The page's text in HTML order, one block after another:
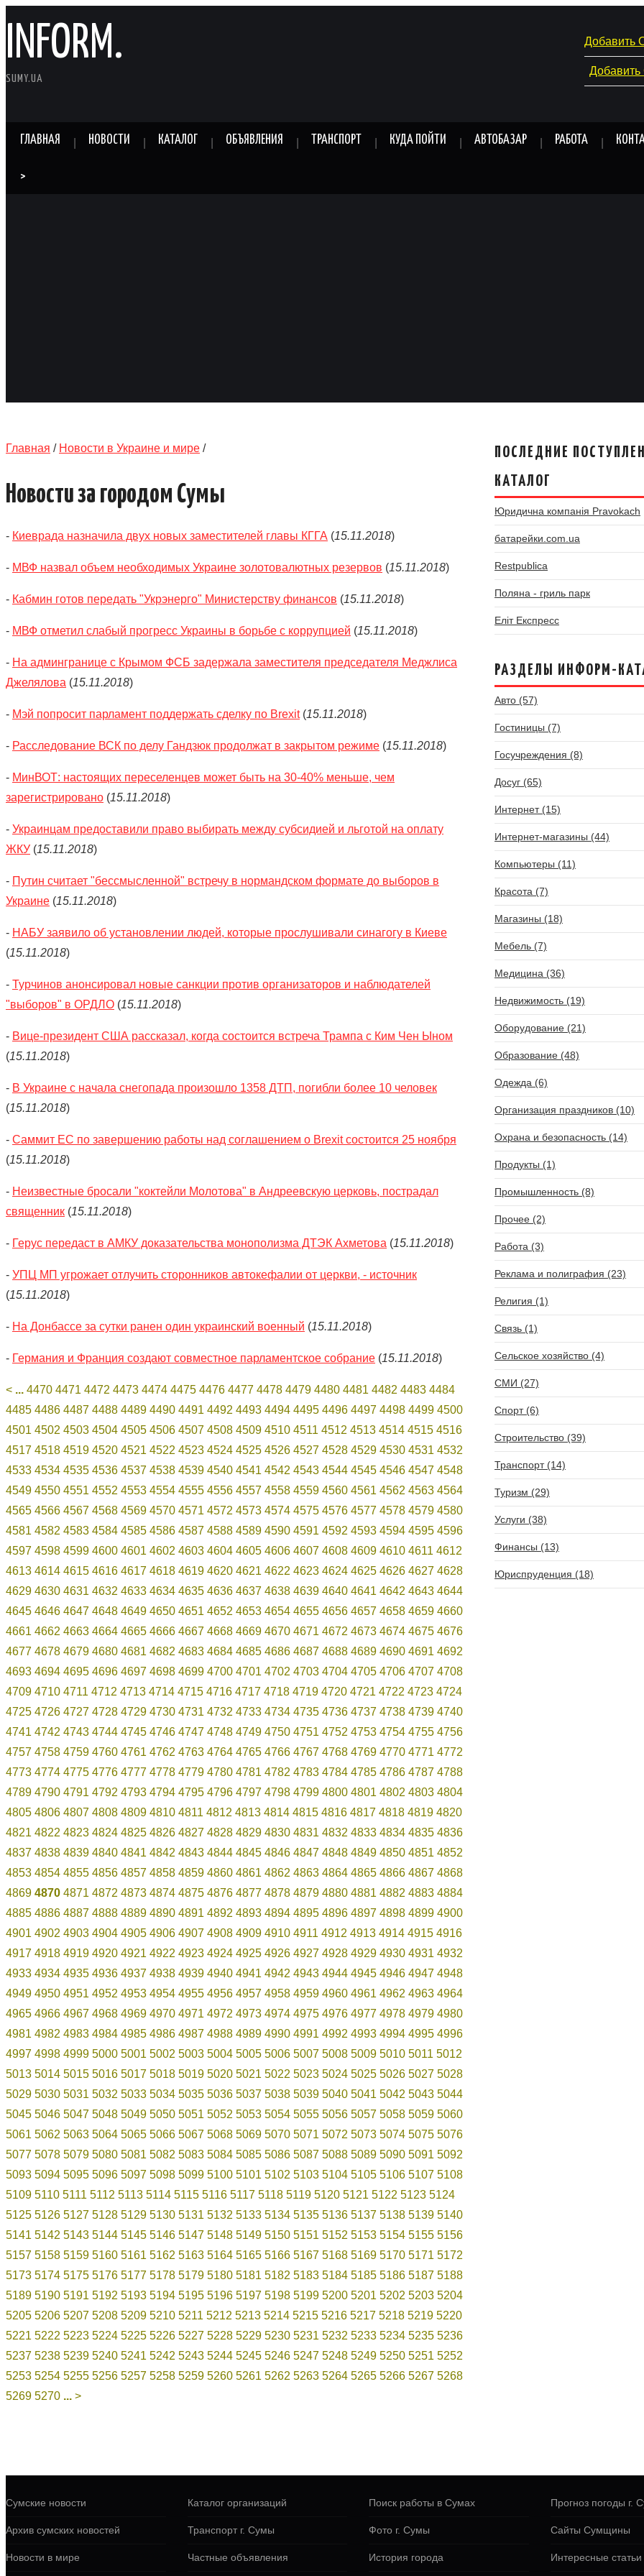
INFORM.
SUMY.UA
Добавить
ГЛАВНАЯ НОВОСТИ КАТАЛОГ ОБЪЯВЛЕНИЯ ТРАНСПОРТ КУДА ПОЙТИ АВТОБАЗАР РАБОТА
>
Главная / Новости в Украине и мире /
Новости за городом Сумы
- Киеврада назначила двух новых заместителей главы КГГА (15.11.2018)
- МВФ назвал объем необходимых Украине золотовалютных резервов (15.11.2018)
- Кабмин готов передать "Укрэнерго" Министерству финансов (15.11.2018)
- МВФ отметил слабый прогресс Украины в борьбе с коррупцией (15.11.2018)
- На админгранице с Крымом ФСБ задержала заместителя председателя Меджлиса
Джелялова (15.11.2018)
- Мэй попросит парламент поддержать сделку по Brexit(15.11.2018)
- Расследование ВСК по делу Гандзюк продолжат в закрытом режиме (15.11.2018)
- МинВОТ: настоящих переселенцев может быть на 30-40% меньше, чем
зарегистрировано (15.11.2018)
- Украинцам предоставили право выбирать между субсидией и льготой на оплату
ЖКУ (15.11.2018)
- Путин считает "бессмысленной" встречу в нормандском формате до выборов в
Украине (15.11.2018)
- НАБУ заявило об установлении людей, которые прослушивали синагогу в Киеве
(15.11.2018)
- Турчинов анонсировал новые санкции против организаторов и наблюдателей
"выборов" в ОРДЛО (15.11.2018)
- Вице-президент США рассказал, когда состоится встреча Трампа с Ким Чен Ыном
(15.11.2018)
- В Украине с начала снегопада произошло 1358 ДТП, погибли более 10 человек
(15.11.2018)
- Саммит ЕС по завершению работы над соглашением о Brexit состоится 25 ноября
(15.11.2018)
- Неизвестные бросали "коктейли Молотова" в Андреевскую церковь, пострадал
священник (15.11.2018)
- Герус передаст в АМКУ доказательства монополизма ДТЭК Ахметова (15.11.2018)
- УПЦ МП угрожает отлучить сторонников автокефалии от церкви, - источник
(15.11.2018)
- На Донбассе за сутки ранен один украинский военный (15.11.2018)
- Германия и Франция создают совместное парламентское собрание (15.11.2018)
< ... 4470 4471 4472 4473 4474 4475 4476 4477 4478 4479 4480 4481 4482 4483 4484
4485 4486 4487 4488 4489 4490 4491 4492 4493 4494 4495 4496 4497 4498 4499 4500
4501 4502 4503 4504 4505 4506 4507 4508 4509 4510 4511 4512 4513 4514 4515 4516
4517 4518 4519 4520 4521 4522 4523 4524 4525 4526 4527 4528 4529 4530 4531 4532
4533 4534 4535 4536 4537 4538 4539 4540 4541 4542 4543 4544 4545 4546 4547 4548
4549 4550 4551 4552 4553 4554 4555 4556 4557 4558 4559 4560 4561 4562 4563 4564
4565 4566 4567 4568 4569 4570 4571 4572 4573 4574 4575 4576 4577 4578 4579 4580
4581 4582 4583 4584 4585 4586 4587 4588 4589 4590 4591 4592 4593 4594 4595 4596
4597 4598 4599 4600 4601 4602 4603 4604 4605 4606 4607 4608 4609 4610 4611 4612
4613 4614 4615 4616 4617 4618 4619 4620 4621 4622 4623 4624 4625 4626 4627 4628
4629 4630 4631 4632 4633 4634 4635 4636 4637 4638 4639 4640 4641 4642 4643 4644
4645 4646 4647 4648 4649 4650 4651 4652 4653 4654 4655 4656 4657 4658 4659 4660
4661 4662 4663 4664 4665 4666 4667 4668 4669 4670 4671 4672 4673 4674 4675 4676
4677 4678 4679 4680 4681 4682 4683 4684 4685 4686 4687 4688 4689 4690 4691 4692
4693 4694 4695 4696 4697 4698 4699 4700 4701 4702 4703 4704 4705 4706 4707 4708
4709 4710 4711 4712 4713 4714 4715 4716 4717 4718 4719 4720 4721 4722 4723 4724
4725 4726 4727 4728 4729 4730 4731 4732 4733 4734 4735 4736 4737 4738 4739 4740
4741 4742 4743 4744 4745 4746 4747 4748 4749 4750 4751 4752 4753 4754 4755 4756
4757 4758 4759 4760 4761 4762 4763 4764 4765 4766 4767 4768 4769 4770 4771 4772
4773 4774 4775 4776 4777 4778 4779 4780 4781 4782 4783 4784 4785 4786 4787 4788
4789 4790 4791 4792 4793 4794 4795 4796 4797 4798 4799 4800 4801 4802 4803 4804
4805 4806 4807 4808 4809 4810 4811 4812 4813 4814 4815 4816 4817 4818 4819 4820
4821 4822 4823 4824 4825 4826 4827 4828 4829 4830 4831 4832 4833 4834 4835 4836
4837 4838 4839 4840 4841 4842 4843 4844 4845 4846 4847 4848 4849 4850 4851 4852
4853 4854 4855 4856 4857 4858 4859 4860 4861 4862 4863 4864 4865 4866 4867 4868
4869 4870 4871 4872 4873 4874 4875 4876 4877 4878 4879 4880 4881 4882 4883 4884
4885 4886 4887 4888 4889 4890 4891 4892 4893 4894 4895 4896 4897 4898 4899 4900
4901 4902 4903 4904 4905 4906 4907 4908 4909 4910 4911 4912 4913 4914 4915 4916
4917 4918 4919 4920 4921 4922 4923 4924 4925 4926 4927 4928 4929 4930 4931 4932
4933 4934 4935 4936 4937 4938 4939 4940 4941 4942 4943 4944 4945 4946 4947 4948
4949 4950 4951 4952 4953 4954 4955 4956 4957 4958 4959 4960 4961 4962 4963 4964
4965 4966 4967 4968 4969 4970 4971 4972 4973 4974 4975 4976 4977 4978 4979 4980
4981 4982 4983 4984 4985 4986 4987 4988 4989 4990 4991 4992 4993 4994 4995 4996
4997 4998 4999 5000 5001 5002 5003 5004 5005 5006 5007 5008 5009 5010 5011 5012
5013 5014 5015 5016 5017 5018 5019 5020 5021 5022 5023 5024 5025 5026 5027 5028
5029 5030 5031 5032 5033 5034 5035 5036 5037 5038 5039 5040 5041 5042 5043 5044
5045 5046 5047 5048 5049 5050 5051 5052 5053 5054 5055 5056 5057 5058 5059 5060
5061 5062 5063 5064 5065 5066 5067 5068 5069 5070 5071 5072 5073 5074 5075 5076
5077 5078 5079 5080 5081 5082 5083 5084 5085 5086 5087 5088 5089 5090 5091 5092
5093 5094 5095 5096 5097 5098 5099 5100 5101 5102 5103 5104 5105 5106 5107 5108
5109 5110 5111 5112 5113 5114 5115 5116 5117 5118 5119 5120 5121 5122 5123 5124
5125 5126 5127 5128 5129 5130 5131 5132 5133 5134 5135 5136 5137 5138 5139 5140
5141 5142 5143 5144 5145 5146 5147 5148 5149 5150 5151 5152 5153 5154 5155 5156
5157 5158 5159 5160 5161 5162 5163 5164 5165 5166 5167 5168 5169 5170 5171 5172
5173 5174 5175 5176 5177 5178 5179 5180 5181 5182 5183 5184 5185 5186 5187 5188
5189 5190 5191 5192 5193 5194 5195 5196 5197 5198 5199 5200 5201 5202 5203 5204
5205 5206 5207 5208 5209 5210 5211 5212 5213 5214 5215 5216 5217 5218 5219 5220
5221 5222 5223 5224 5225 5226 5227 5228 5229 5230 5231 5232 5233 5234 5235 5236
5237 5238 5239 5240 5241 5242 5243 5244 5245 5246 5247 5248 5249 5250 5251 5252
5253 5254 5255 5256 5257 5258 5259 5260 5261 5262 5263 5264 5265 5266 5267 5268
5269 5270 ... >
ПОСЛЕДНИЕ
КАТАЛОГ
Юридична компанія Pravokach
батарейки.com.ua
Restpublica
Поляна - гриль парк
Еліт Експресс
РАЗДЕЛЫ ИНФОРМ-
Авто (57)
Гостиницы (7)
Госучреждения (8)
Досуг (65)
Интернет (15)
Интернет-магазины (44)
Компьютеры (11)
Красота (7)
Магазины (18)
Мебель (7)
Медицина (36)
Недвижимость (19)
Оборудование (21)
Образование (48)
Одежда (6)
Организация праздников (10)
Охрана и безопасность (14)
Продукты (1)
Промышленность (8)
Прочее (2)
Работа (3)
Реклама и полиграфия (23)
Религия (1)
Связь (1)
Сельское хозяйство (4)
СМИ (27)
Спорт (6)
Строительство (39)
Транспорт (14)
Туризм (29)
Услуги (38)
Финансы (13)
Юриспруденция (18)
Сумские новости
Архив сумских новостей
Новости в мире
Каталог организаций
Транспорт г. Сумы
Частные объявления
Поиск работы в Сумах
Фото г. Сумы
История города
Прогноз погоды г.
Сайты Сумщины
Интересные статьи